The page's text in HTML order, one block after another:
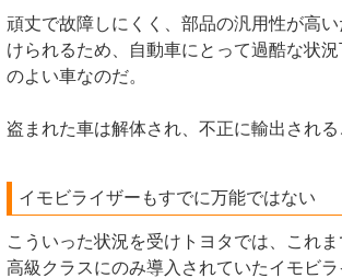
頑丈で故障しにくく、部品の汎用性が高
けられるため、自動車にとって過酷な状
のよい車なのだ。
盗まれた車は解体され、不正に輸出される
イモビライザーもすでに万能ではない
こういった状況を受けトヨタでは、これま
高級クラスにのみ導入されていたイモビ